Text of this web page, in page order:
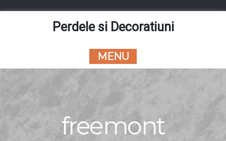
Perdele si Decoratiuni
MENU
freemont